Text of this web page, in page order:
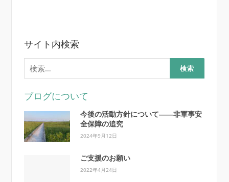
サイト内検索
検
索:
ブログについて
今後の活動方針について――非軍事安
全保障の追究
2024年9月12日
ご支援のお願い
2022年4月24日